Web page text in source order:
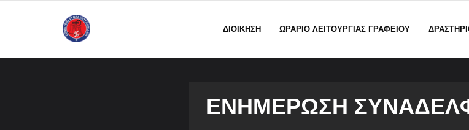
ΔΙΟΙΚΗΣΗ ΩΡΑΡΙΟ ΛΕΙΤΟΥΡΓΙΑΣ ΓΡΑΦΕΙΟΥ
ΕΝΗΜΈΡΩΣΗ